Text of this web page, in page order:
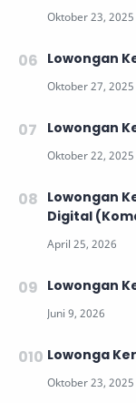
Lowongan
Lowongan
Lowongan
Digital
Lowongan
Lowonga